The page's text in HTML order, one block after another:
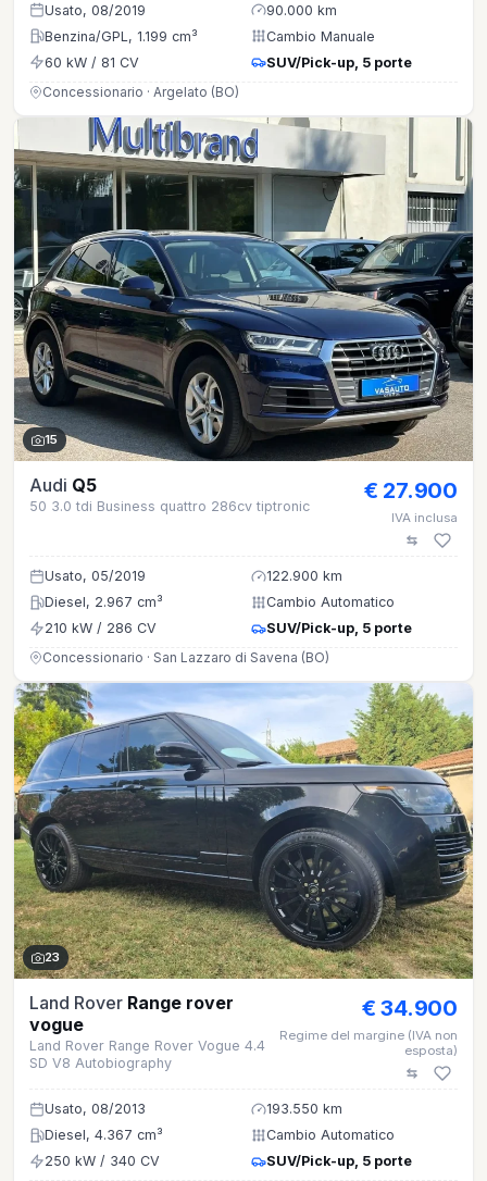
Usato, 08/2019
90.000 km
Benzina/GPL, 1.199 cm³
Cambio Manuale
60 kW / 81 CV
SUV/Pick-up, 5 porte
Concessionario · Argelato (BO)
15
Audi Q5
50 3.0 tdi Business quattro 286cv tiptronic
€ 27.900
IVA inclusa
Usato, 05/2019
122.900 km
Diesel, 2.967 cm³
Cambio Automatico
210 kW / 286 CV
SUV/Pick-up, 5 porte
Concessionario · San Lazzaro di Savena (BO)
23
Land Rover Range rover
vogue
Land Rover Range Rover Vogue 4.4
SD V8 Autobiography
€ 34.900
Regime del margine (IVA non
esposta)
Usato, 08/2013
193.550 km
Diesel, 4.367 cm³
Cambio Automatico
250 kW / 340 CV
SUV/Pick-up, 5 porte